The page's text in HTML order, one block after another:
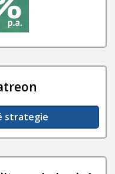
strategie